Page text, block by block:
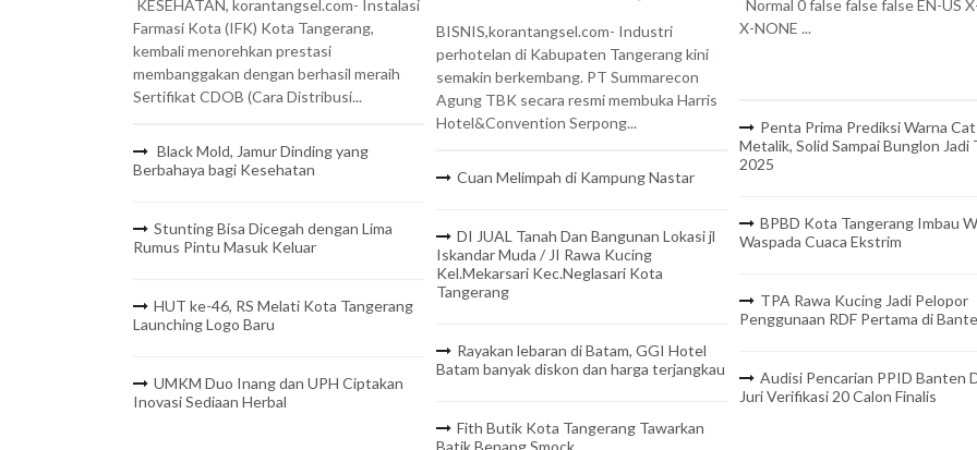
KESEHATAN, korantangsel.com- Instalasi
Farmasi Kota (IFK) Kota Tangerang,
kembali menorehkan prestasi
membanggakan dengan berhasil meraih
Sertifikat CDOB (Cara Distribusi...
Black Mold, Jamur Dinding yang
Berbahaya bagi Kesehatan
Stunting Bisa Dicegah dengan Lima
Rumus Pintu Masuk Keluar
HUT ke-46, RS Melati Kota Tangerang
Launching Logo Baru
UMKM Duo Inang dan UPH Ciptakan
Inovasi Sediaan Herbal
BISNIS,korantangsel.com- Industri
perhotelan di Kabupaten Tangerang kini
semakin berkembang. PT Summarecon
Agung TBK secara resmi membuka Harris
Hotel&Convention Serpong...
Cuan Melimpah di Kampung Nastar
DI JUAL Tanah Dan Bangunan Lokasi jl
Iskandar Muda / JI Rawa Kucing
Kel.Mekarsari Kec.Neglasari Kota
Tangerang
Rayakan lebaran di Batam, GGI Hotel
Batam banyak diskon dan harga terjangkau
Fith Butik Kota Tangerang Tawarkan
Batik Benang Smock
Normal 0 false false false EN-US
X-NONE ...
Penta Prima Prediksi Warna
Metalik, Solid Sampai Bunglon Jadi
2025
BPBD Kota Tangerang Imbau
Waspada Cuaca Ekstrim
TPA Rawa Kucing Jadi Pelopor
Penggunaan RDF Pertama di
Audisi Pencarian PPID Banten
Juri Verifikasi 20 Calon Finalis